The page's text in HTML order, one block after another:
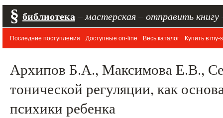
§ библиотека мастерская отправить книгу
Последние поступления Доступные on-line Весь каталог Купить в my-
Архипов Б.А., Максимова Е.В.,
тонической регуляции, как
психики ребенка